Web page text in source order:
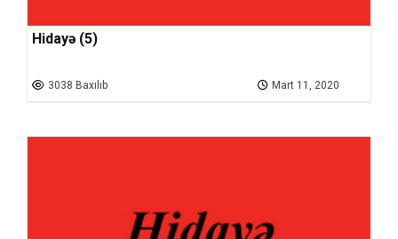
Hidayə (5)
3038 Baxılıb Mart 11, 2020